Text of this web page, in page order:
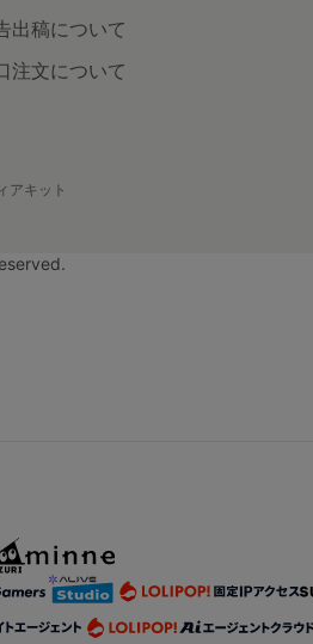
出稿について
注文について
アキット